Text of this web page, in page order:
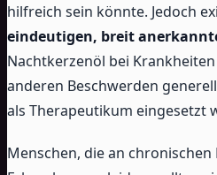
hilfreich sein könnte. Jedoch
eindeutigen, breit
Nachtkerzenöl bei
anderen Beschwerden generell
als Therapeutikum eingesetzt
Menschen, die an